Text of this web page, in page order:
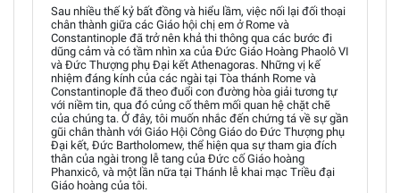
Sau nhiều thế kỷ bất đồng và hiểu lầm, việc nối lại đối thoại
chân thành giữa các Giáo hội chị em ở Rome và
Constantinople đã trở nên khả thi thông qua các bước đi
dũng cảm và có tầm nhìn xa của Đức Giáo Hoàng Phaolô VI
và Đức Thượng phụ Đại kết Athenagoras. Những vị kế
nhiệm đáng kính của các ngài tại Tòa thánh Rome và
Constantinople đã theo đuổi con đường hòa giải tương tự
với niềm tin, qua đó củng cố thêm mối quan hệ chặt chẽ
của chúng ta. Ở đây, tôi muốn nhắc đến chứng tá về sự gần
gũi chân thành với Giáo Hội Công Giáo do Đức Thượng phụ
Đại kết, Đức Bartholomew, thể hiện qua sự tham gia đích
thân của ngài trong lễ tang của Đức cố Giáo hoàng
Phanxicô, và một lần nữa tại Thánh lễ khai mạc Triều đại
Giáo hoàng của tôi.